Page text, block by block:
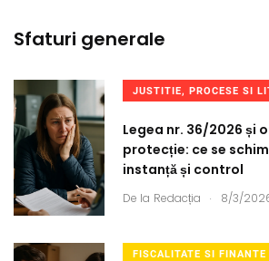
Sfaturi generale
JUSTITIE, PROCESE SI
Legea nr. 36/2026 și
protecție: ce se
instanță și control
De la Redacția . 8/3/
FISCALITATE SI FINANTE